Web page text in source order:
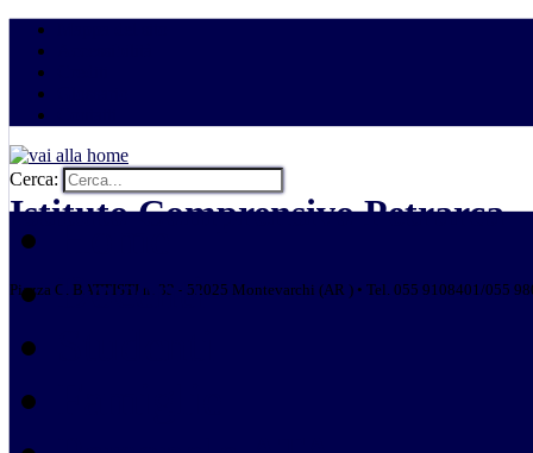
Istituto Comprensivo Petrarca
Piazza C. BATTISTI n. 33 - 52025 Montevarchi (AR ) • Tel. 055 9108401/055
Cerca:
Docenti